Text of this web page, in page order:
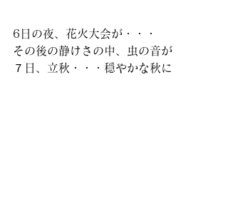
6日の夜、花火大会が・・・
その後の静けさの中、虫の音が
７日、立秋・・・穏やかな秋に